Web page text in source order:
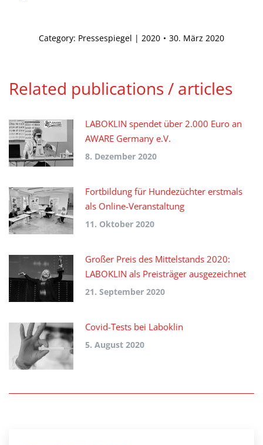
Category: Pressespiegel | 2020 30. März 2020
Related publications / articles
LABOKLIN spendet über 2.000 Euro an
AWARE Germany e.V.
8. Dezember 2020
Fortbildung für Hundezüchter erstmals
als Online-Veranstaltung
11. Oktober 2020
Großer Preis des Mittelstands 2020:
LABOKLIN als Preisträger ausgezeichnet
21. September 2020
Covid-Tests bei Laboklin
5. August 2020